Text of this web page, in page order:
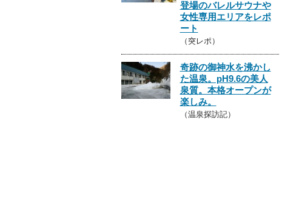
登場のバレルサウナや
女性専用エリアをレポ
ート
（突レポ）
奇跡の御神水を沸かし
た温泉。pH9.6の美人
泉質。本格オープンが
楽しみ。
（温泉探訪記）